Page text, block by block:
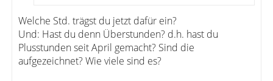
Welche Std. trägst du jetzt dafür ein?
Und: Hast du denn Überstunden? d.h. hast du
Plusstunden seit April gemacht? Sind die
aufgezeichnet? Wie viele sind es?